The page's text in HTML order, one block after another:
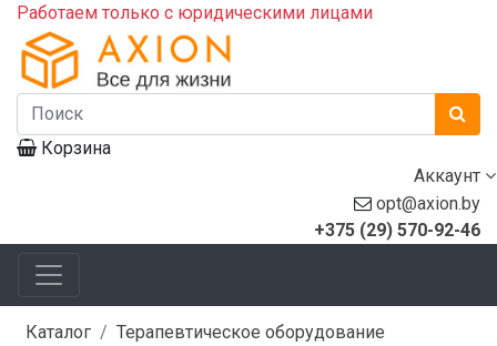
Работаем только с юридическими лицами
Корзина
Аккаунт
opt@axion.by
+375 (29) 570-92-46
Каталог
Терапевтическое оборудование